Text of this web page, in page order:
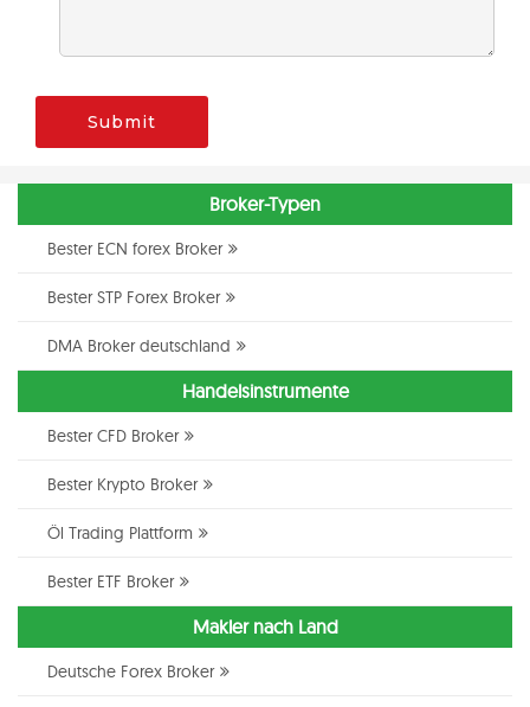
Submit
Broker-Typen
Bester ECN forex Broker
Bester STP Forex Broker
DMA Broker deutschland
Handelsinstrumente
Bester CFD Broker
Bester Krypto Broker
Öl Trading Plattform
Bester ETF Broker
Makler nach Land
Deutsche Forex Broker